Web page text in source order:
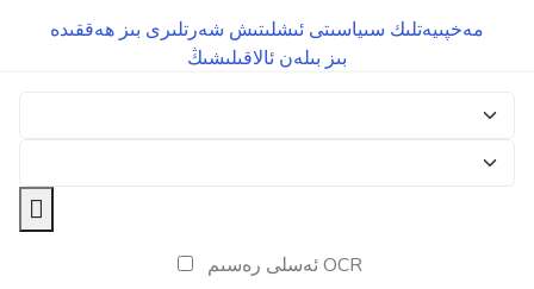
بىز ھەققىدە ئىشلىتىش شەرتلىرى مەخپىيەتلىك سىياسىتى
بىز بىلەن ئالاقىلىشىڭ
ئەسلى رەسىم OCR